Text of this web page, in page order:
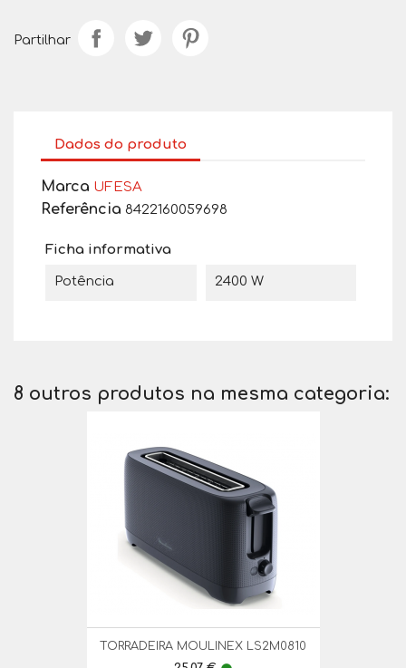
Partilhar
Dados do produto
Marca UFESA
Referência 8422160059698
Ficha informativa
Potência 2400 W
8 outros produtos na mesma categoria:
TORRADEIRA MOULINEX LS2M0810